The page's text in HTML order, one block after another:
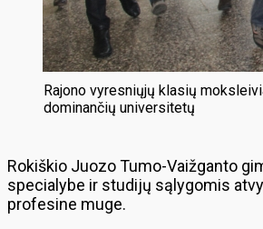
Rajono vyresniųjų klasių
dominančių universitetų
Rokiškio Juozo Tumo-Vaižganto
specialybe ir studijų sąlygomis
profesine muge.